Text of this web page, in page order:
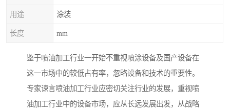
用途 涂装
长度 mm
鉴于喷油加工行业一开始不重视喷涂设备及国产设备在
这一市场中的较低占有率，忽略设备和技术的重要性。
专家谏言喷油加工行业应密切关注行业的发展，重视喷
油加工行业中的设备市场，应从长远发展出发，从战略